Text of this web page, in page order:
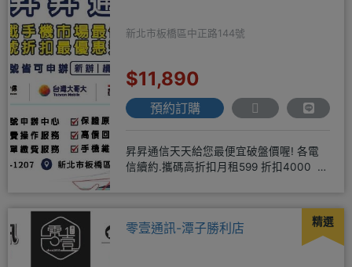
新北市板橋區中正路144號
$11,890
預約訂購
昇昇通信天天給您最便宜破盤價喔! 各電
信續約.攜碼高折扣月租599 折扣4000 月
精選
零壹通訊-潭子勝利店